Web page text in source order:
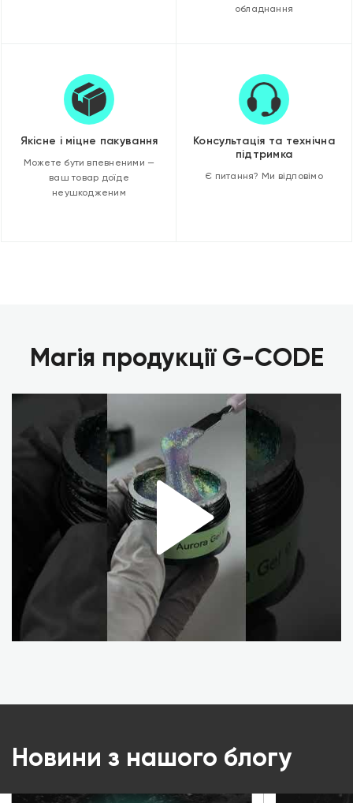
обладнання
Якісне і міцне пакування
Можете бути впевненими —
ваш товар доїде
неушкодженим
Консультація та технічна
підтримка
Є питання? Ми відповімо
Магія продукції G-CODE
Новини з нашого блогу